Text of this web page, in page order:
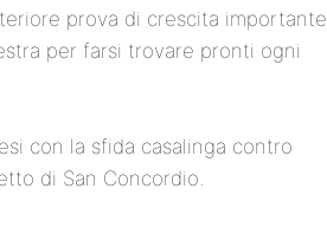
prova di crescita importante
per farsi trovare pronti ogni
con la sfida casalinga contro
di San Concordio.